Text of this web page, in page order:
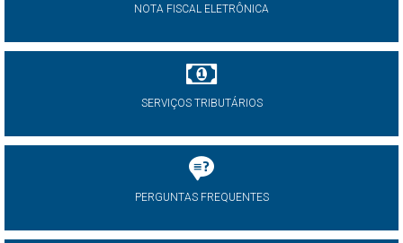
NOTA FISCAL ELETRÔNICA
SERVIÇOS TRIBUTÁRIOS
PERGUNTAS FREQUENTES